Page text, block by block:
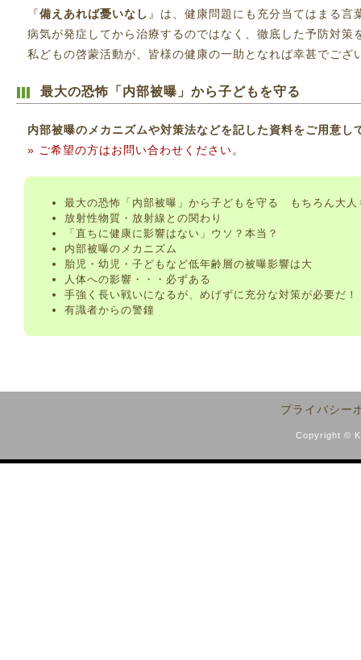
『備えあれば憂いなし 』は、健康問題にも充分当てはまる言
病気が発症してから治療するのではなく、徹底した予防対策
私どもの啓蒙活動が、皆様の健康の一助となれば幸甚でござ
最大の恐怖「内部被曝」から子どもを守る
内部被曝のメカニズムや対策法などを記した資料をご用意し
» ご希望の方はお問い合わせください。
最大の恐怖「内部被曝」から子どもを守る もちろん大人
放射性物質・放射線との関わり
「直ちに健康に影響はない」ウソ？本当？
内部被曝のメカニズム
胎児・幼児・子どもなど低年齢層の被曝影響は大
人体への影響・・・必ずある
手強く長い戦いになるが、めげずに充分な対策が必要だ！
有識者からの警鐘
プライバシー
Copyright ©